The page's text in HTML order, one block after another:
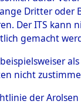
Dritter
Der ITS
gemacht
nicht
der Arolsen